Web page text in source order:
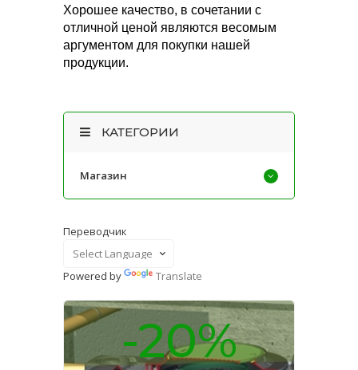
Хорошее качество, в сочетании с
отличной ценой являются весомым
аргументом для покупки нашей
продукции.
КАТЕГОРИИ
Магазин
Переводчик
Powered by Translate
-20%